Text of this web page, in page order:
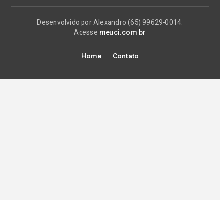
Desenvolvido por Alexandro (65) 99629-0014.
Acesse meuci.com.br
Home Contato